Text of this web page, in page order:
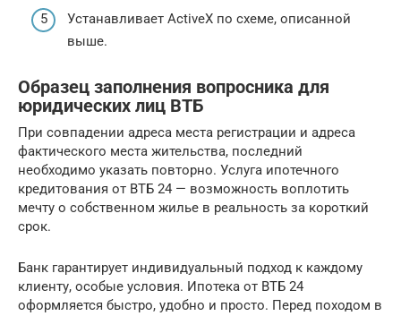
Устанавливает ActiveX по схеме, описанной
выше.
Образец заполнения вопросника для
юридических лиц ВТБ
При совпадении адреса места регистрации и адреса
фактического места жительства, последний
необходимо указать повторно. Услуга ипотечного
кредитования от ВТБ 24 — возможность воплотить
мечту о собственном жилье в реальность за короткий
срок.
Банк гарантирует индивидуальный подход к каждому
клиенту, особые условия. Ипотека от ВТБ 24
оформляется быстро, удобно и просто. Перед походом в